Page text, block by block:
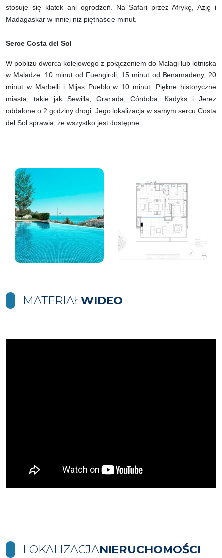
stosuje się klatek ani ogrodzeń. Na Safari przez Afrykę, Azję i
Madagaskar w mniej niż piętnaście minut.
Serce Costa del Sol
W pobliżu dworca kolejowego z połączeniem do Malagi lub lotniska
w Maladze. 10 minut od Fuengiroli, 15 minut od Benamadeny, 20
minut w Marbelli i Mijas Pueblo w 10 minut. Piękne historyczne
miasta, takie jak Sewilla, Granada, Córdoba, Kadyks i Jerez
oddalone o 2 godziny drogi. Jego lokalizacja w samym sercu Costa
del Sol sprawia, że wszystko jest dostępne.
MATERIAŁWIDEO
LOKALIZACJANIERUCHOMOŚCI